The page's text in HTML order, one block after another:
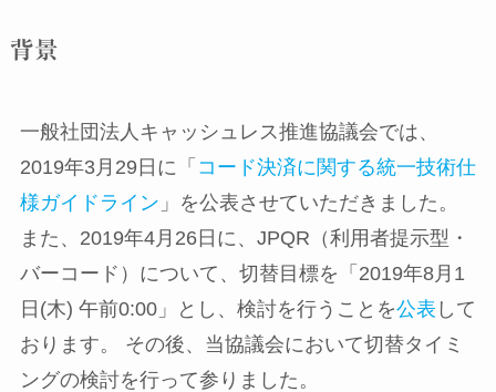
背景
一般社団法人キャッシュレス推進協議会では、
2019年3月29日に「 コード決済に関する統一技術仕
様ガイドライン 」を公表させていただきました。
また、2019年4月26日に、JPQR（利用者提示型・
バーコード）について、切替目標を「2019年8月1
日(木) 午前0:00」とし、検討を行うことを公表 して
おります。 その後、当協議会において切替タイミ
ングの検討を行って参りました。